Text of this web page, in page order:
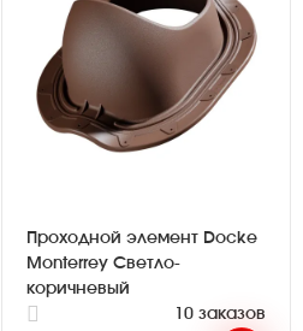
Проходной элемент Docke
Monterrey Светло-
коричневый
10 заказов